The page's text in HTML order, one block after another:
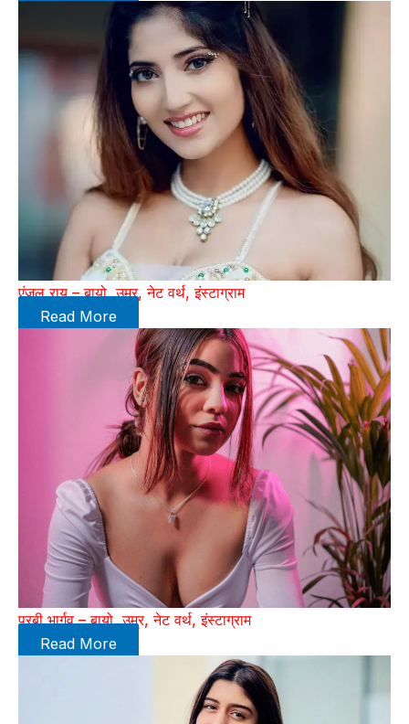
एंजल राय – बायो, उम्र, नेट वर्थ, इंस्टाग्राम
Read More
पूरबी भार्गव – बायो, उम्र, नेट वर्थ, इंस्टाग्राम
Read More